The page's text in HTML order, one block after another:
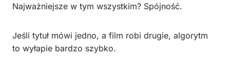
Najważniejsze w tym wszystkim? Spójność.
Jeśli tytuł mówi jedno, a film robi drugie, algorytm
to wyłapie bardzo szybko.